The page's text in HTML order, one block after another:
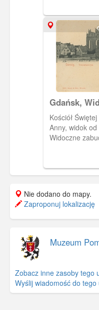
Czarlińskiego.
pocztowych
wydawnictwo
Dresden.
kolor bordo.
napis Gdańsk,
ozdobne,
Gdańsk,
Świętej
Kościół
Anny, widok
Widoczne
Nie dodano do mapy.
Zaproponuj lokalizację
Muzeum
Zobacz inne zasoby tego
Wyślij wiadomość do tego